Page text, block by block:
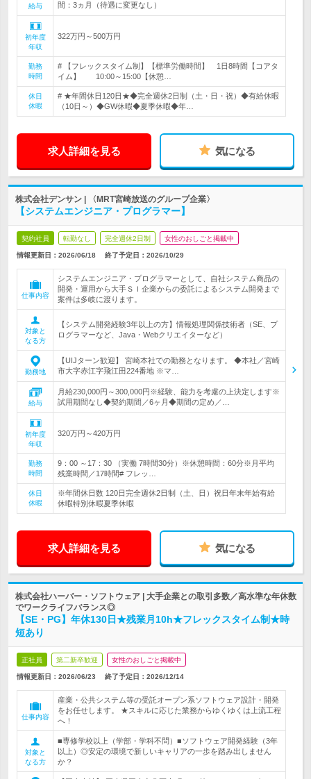
給与
間：3ヵ月（待遇に変更なし）
初年度
年収
322万円～500万円
勤務
時間
# 【フレックスタイム制】【標準労働時間】 1日8時間【コアタ
イム】 10:00～15:00【休憩…
休日
休暇
# ★年間休日120日★◆完全週休2日制（土・日・祝）◆有給休暇
（10日～）◆GW休暇◆夏季休暇◆年…
求人詳細を見る 気になる
株式会社デンサン | 〈MRT宮崎放送のグループ企業〉
【システムエンジニア・プログラマー】
契約社員 転勤なし 完全週休2日制 女性のおしごと掲載中
情報更新日：2026/06/18 終了予定日： 2026/10/29
仕事内容
システムエンジニア・プログラマーとして、自社システム商品の
開発・運用から大手ＳＩ企業からの委託によるシステム開発まで
案件は多岐に渡ります。
対象と
なる方
【システム開発経験3年以上の方】情報処理関係技術者（SE、プ
ログラマーなど、Java・Webクリエイターなど）
勤務地
【UIJターン歓迎】 宮崎本社での勤務となります。 ◆本社／宮崎
市大字赤江字飛江田224番地 ※マ…
給与
月給230,000円～300,000円※経験、能力を考慮の上決定します※
試用期間なし◆契約期間／6ヶ月◆期間の定め／…
初年度
年収
320万円～420万円
勤務
時間
9：00 ～17：30 （実働 7時間30分）※休憩時間：60分※月平均
残業時間／17時間# フレッ…
休日
休暇
※年間休日数 120日完全週休2日制（土、日）祝日年末年始有給
休暇特別休暇夏季休暇
求人詳細を見る 気になる
株式会社ハーバー・ソフトウェア | 大手企業との取引多数／高水準な年休数
でワークライフバランス◎
【SE・PG】年休130日★残業月10h★フレックスタイム制★時
短あり
正社員 第二新卒歓迎 女性のおしごと掲載中
情報更新日：2026/06/23 終了予定日： 2026/12/14
仕事内容
産業・公共システム等の受託オープン系ソフトウェア設計・開発
をお任せします。 ★スキルに応じた業務からゆくゆくは上流工程
へ！
対象と
なる方
■専修学校以上（学部・学科不問）■ソフトウェア開発経験（3年
以上）◎安定の環境で新しいキャリアの一歩を踏み出しません
か？